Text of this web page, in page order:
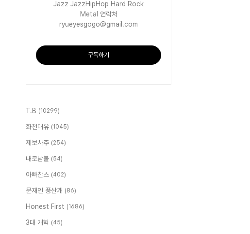
Jazz JazzHipHop Hard Rock
Metal 연락처
ryueyesgogo@gmail.com
구독하기
T.B (10299)
화천대유 (1045)
제보사주 (254)
내로남불 (54)
아빠찬스 (402)
문재인 풍산개 (86)
Honest First (1686)
3대 개혁 (45)